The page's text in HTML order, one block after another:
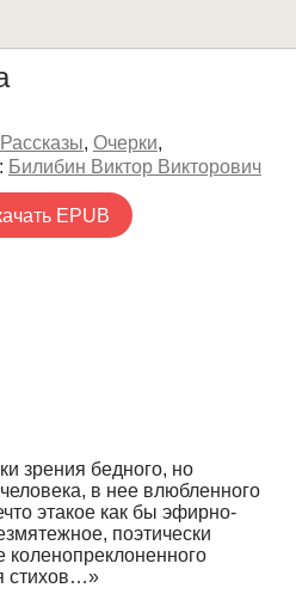
Рассказы, Очерки,
Билибин Виктор Викторович
EPUB
зрения бедного, но
в нее влюбленного
этакое как бы эфирно-
поэтически
стихов…»